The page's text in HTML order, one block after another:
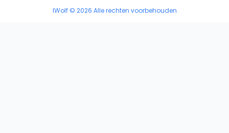
IWolf © 2026 Alle rechten voorbehouden